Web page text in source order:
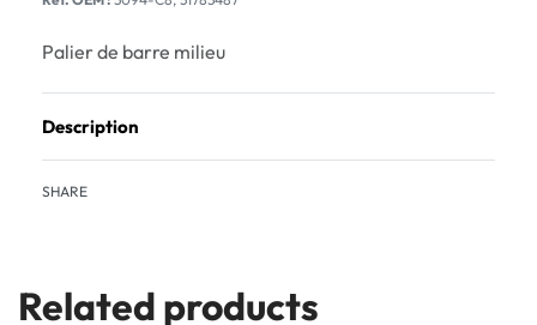
Palier de barre milieu
Description
SHARE
Related products